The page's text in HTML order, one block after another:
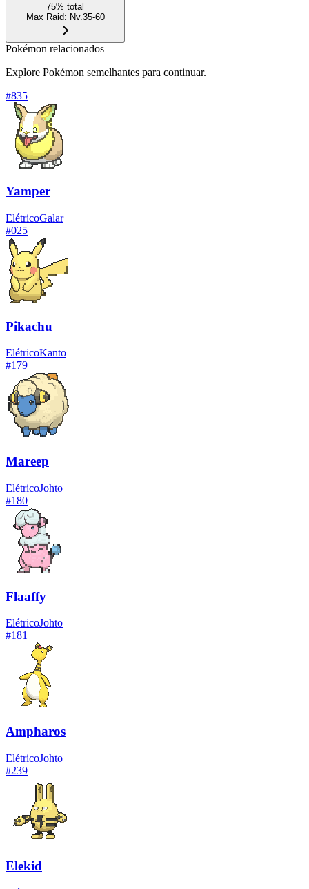
75% total
Max Raid: Nv.35-60
Pokémon relacionados
Explore Pokémon semelhantes para continuar.
#835
Yamper
ElétricoGalar
#025
Pikachu
ElétricoKanto
#179
Mareep
ElétricoJohto
#180
Flaaffy
ElétricoJohto
#181
Ampharos
ElétricoJohto
#239
Elekid